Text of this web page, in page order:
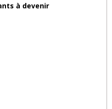
à devenir